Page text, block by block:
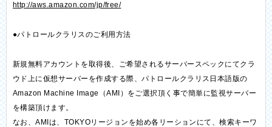
http://aws.amazon.com/jp/free/
●パトロールクラリスのご利用方法
新規無料アカウントを取得後、ご希望されるサーバースペックにてクラ
ウド上に仮想サーバーを作成する際、パトロールクラリス日本語版の
Amazon Machine Image（AMI）をご選択頂く事で簡単に監視サーバー
を構築頂けます。
なお、AMIは、TOKYOリージョンを始め各リーションにて、検索キーワ